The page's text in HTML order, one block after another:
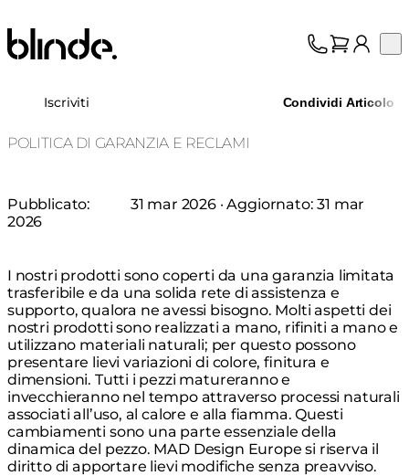
Blinde Design
Chi siamo
Assistenza
Iscriviti Condividi Articolo
POLITICA DI GARANZIA E RECLAMI
Pubblicato: 31 mar 2026· Aggiornato:31 mar
2026
I nostri prodotti sono coperti da una garanzia limitata
trasferibile e da una solida rete di assistenza e
supporto, qualora ne avessi bisogno. Molti aspetti dei
nostri prodotti sono realizzati a mano, rifiniti a mano e
utilizzano materiali naturali; per questo possono
presentare lievi variazioni di colore, finitura e
dimensioni. Tutti i pezzi matureranno e
invecchieranno nel tempo attraverso processi naturali
associati all’uso, al calore e alla fiamma. Questi
cambiamenti sono una parte essenziale della
dinamica del pezzo. MAD Design Europe si riserva il
diritto di apportare lievi modifiche senza preavviso.